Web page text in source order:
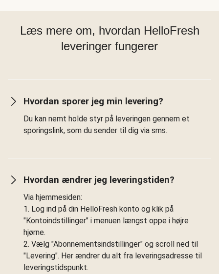
Læs mere om, hvordan HelloFresh
leveringer fungerer
Hvordan sporer jeg min levering?
Du kan nemt holde styr på leveringen gennem et
sporingslink, som du sender til dig via sms.
Hvordan ændrer jeg leveringstiden?
Via hjemmesiden:
1. Log ind på din HelloFresh konto og klik på
"Kontoindstillinger" i menuen længst oppe i højre
hjørne.
2. Vælg "Abonnementsindstillinger" og scroll ned til
"Levering". Her ændrer du alt fra leveringsadresse til
leveringstidspunkt.